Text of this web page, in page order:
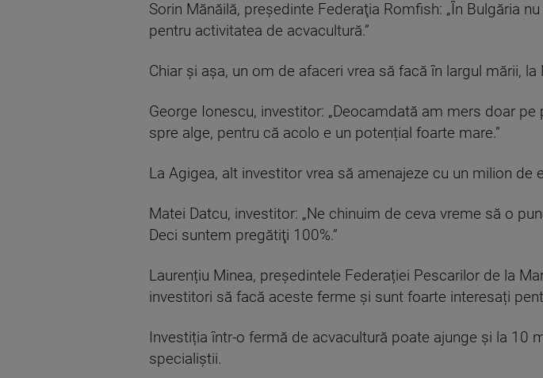
Sorin Mănăilă, președinte Federaţia Romfish: „În Bulgăria
pentru activitatea de acvacultură.”
Chiar și așa, un om de afaceri vrea să facă în largul mării,
George Ionescu, investitor: „Deocamdată am mers doar
spre alge, pentru că acolo e un potențial foarte mare.”
La Agigea, alt investitor vrea să amenajeze cu un milion de
Matei Datcu, investitor: „Ne chinuim de ceva vreme să o
Deci suntem pregătiţi 100%.”
Laurențiu Minea, președintele Federației Pescarilor de la
investitori să facă aceste ferme și sunt foarte interesați
Investiția într-o fermă de acvacultură poate ajunge și la 10
specialiștii.